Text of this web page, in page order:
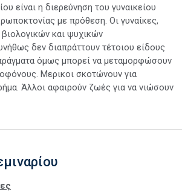
είναι η διερεύνηση του γυναικείου
με πρόθεση. Οι γυναίκες,
βιολογικών και ψυχικών
δεν διαπράττουν τέτοιου είδους
όμως μπορεί να μεταμορφώσουν
Μερικοι σκοτώνουν για
Άλλοι αφαιρούν ζωές για να νιώσουν